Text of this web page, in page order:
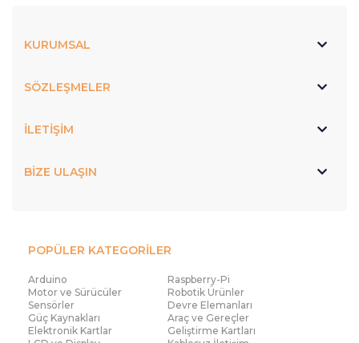
KURUMSAL
SÖZLEŞMELER
İLETİŞİM
BİZE ULAŞIN
POPÜLER KATEGORİLER
Arduino
Raspberry-Pi
Motor ve Sürücüler
Robotik Ürünler
Sensörler
Devre Elemanları
Güç Kaynakları
Araç ve Gereçler
Elektronik Kartlar
Geliştirme Kartları